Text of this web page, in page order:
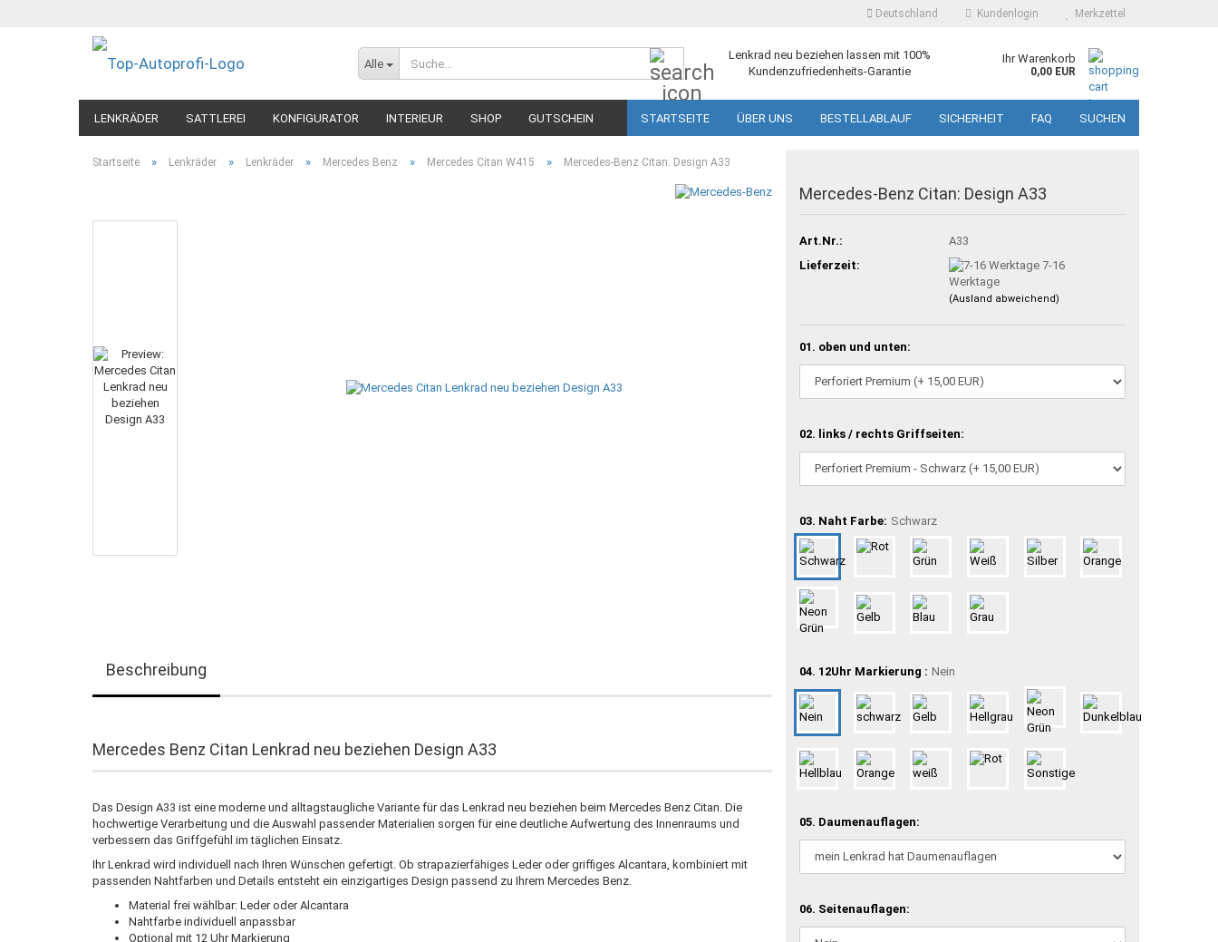
Deutschland Kundenlogin Merkzettel
Alle
Lenkrad neu beziehen lassen mit 100%
Kundenzufriedenheits-Garantie
Ihr Warenkorb
0,00 EUR
LENKRÄDER SATTLEREI KONFIGURATOR INTERIEUR SHOP GUTSCHEIN STARTSEITE ÜBER UNS BESTELLABLAUF SICHERHEIT FAQ SUCHEN
Startseite » Lenkräder » Lenkräder » Mercedes Benz » Mercedes Citan W415 » Mercedes-Benz Citan: Design A33
Mercedes-Benz Citan: Design A33
Art.Nr.:
A33
Lieferzeit:
7-16
Werktage
(Ausland abweichend)
01. oben und unten:
02. links / rechts Griffseiten:
03. Naht Farbe: Schwarz
04. 12Uhr Markierung : Nein
05. Daumenauflagen:
06. Seitenauflagen:
Beschreibung
Mercedes Benz Citan Lenkrad neu beziehen Design A33
Das Design A33 ist eine moderne und alltagstaugliche Variante für das Lenkrad neu beziehen beim Mercedes Benz Citan. Die
hochwertige Verarbeitung und die Auswahl passender Materialien sorgen für eine deutliche Aufwertung des Innenraums und
verbessern das Griffgefühl im täglichen Einsatz.
Ihr Lenkrad wird individuell nach Ihren Wünschen gefertigt. Ob strapazierfähiges Leder oder griffiges Alcantara, kombiniert mit
passenden Nahtfarben und Details entsteht ein einzigartiges Design passend zu Ihrem Mercedes Benz.
Material frei wählbar: Leder oder Alcantara
Nahtfarbe individuell anpassbar
Optional mit 12 Uhr Markierung